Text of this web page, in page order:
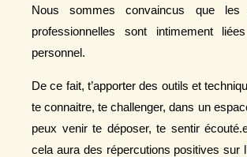
Nous sommes convaincus que les
professionnelles sont intimement
personnel.
De ce fait, t’apporter des outils et
te connaitre, te challenger, dans un
peux venir te déposer, te sentir
cela aura des répercutions positives sur